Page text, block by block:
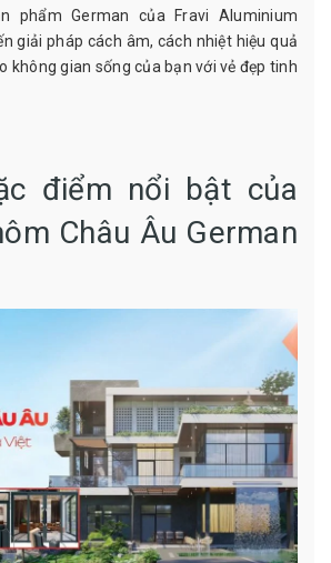
phẩm German của Fravi Aluminium
giải pháp cách âm, cách nhiệt hiệu quả
không gian sống của bạn với vẻ đẹp tinh
điểm nổi bật của
Châu Âu German